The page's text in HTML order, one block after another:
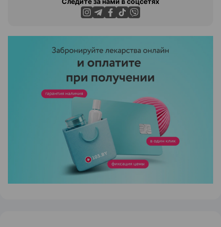
ЭФФЕКТИВНАЯ РЕКЛАМА НА САЙТЕ